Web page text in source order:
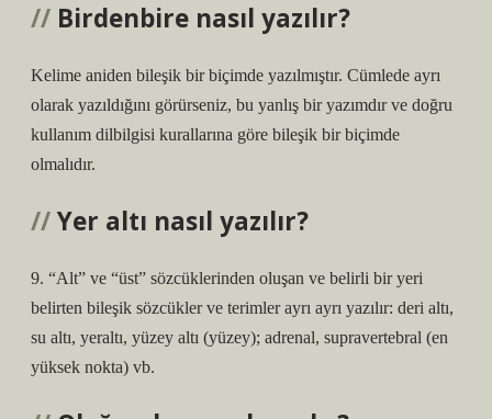
Birdenbire nasıl yazılır?
Kelime aniden bileşik bir biçimde yazılmıştır. Cümlede ayrı
olarak yazıldığını görürseniz, bu yanlış bir yazımdır ve doğru
kullanım dilbilgisi kurallarına göre bileşik bir biçimde
olmalıdır.
Yer altı nasıl yazılır?
9. “Alt” ve “üst” sözcüklerinden oluşan ve belirli bir yeri
belirten bileşik sözcükler ve terimler ayrı ayrı yazılır: deri altı,
su altı, yeraltı, yüzey altı (yüzey); adrenal, supravertebral (en
yüksek nokta) vb.